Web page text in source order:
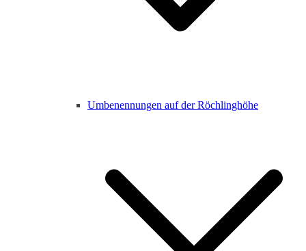
Umbenennungen auf der Röchlinghöhe